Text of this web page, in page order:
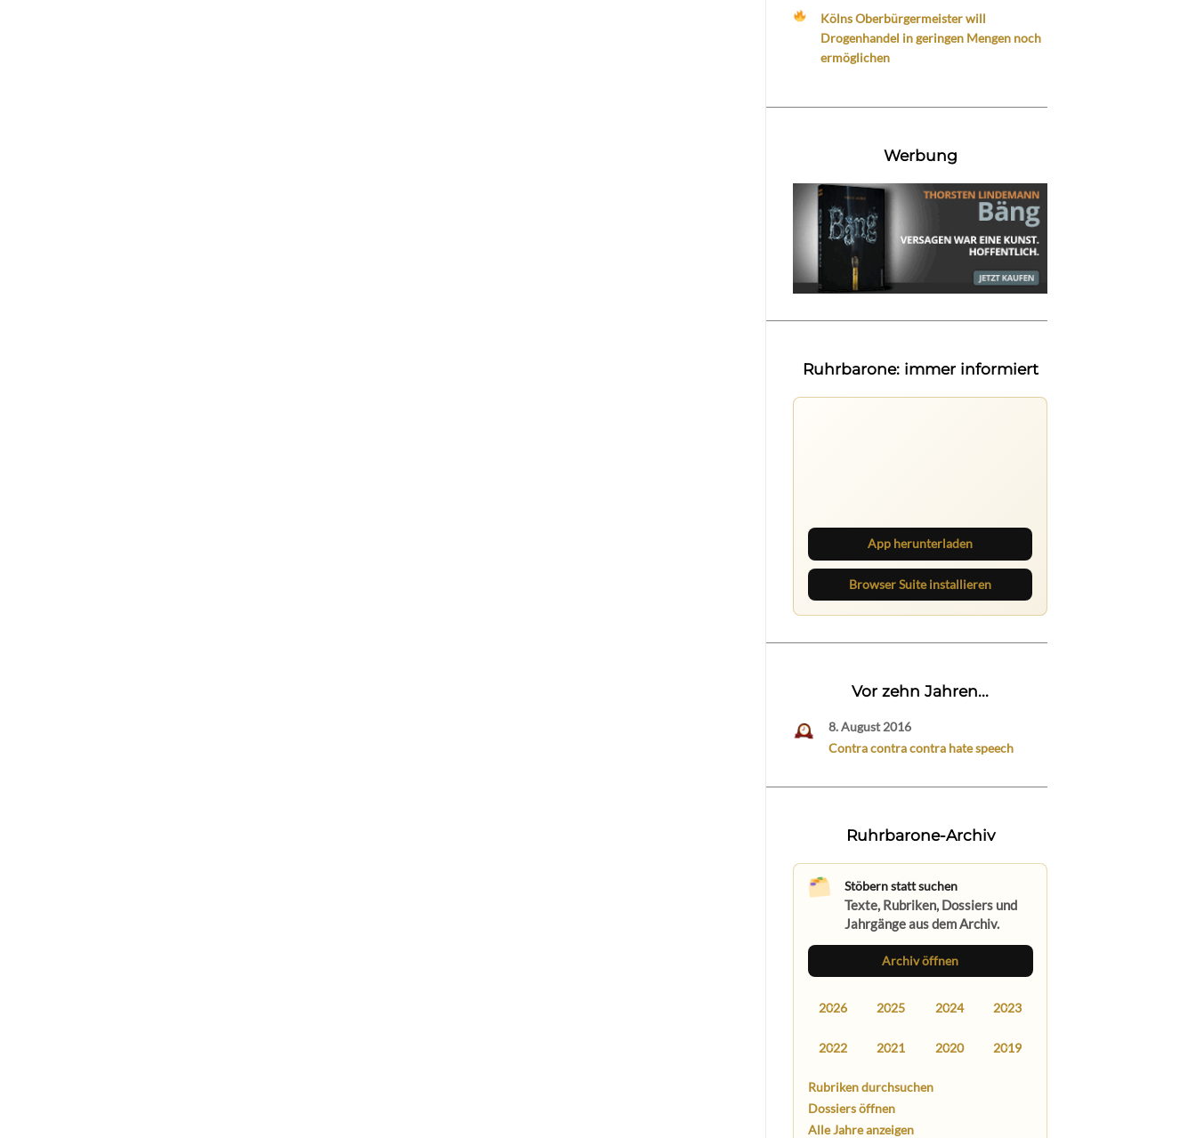
Kölns Oberbürgermeister will
Drogenhandel in geringen Mengen noch
ermöglichen
Werbung
Ruhrbarone: immer informiert
App herunterladen
Browser Suite installieren
Vor zehn Jahren...
8. August 2016
Contra contra contra hate speech
Ruhrbarone-Archiv
Stöbern statt suchen
Texte, Rubriken, Dossiers und
Jahrgänge aus dem Archiv.
Archiv öffnen
2026 2025 2024 2023
2022 2021 2020 2019
Rubriken durchsuchen
Dossiers öffnen
Alle Jahre anzeigen